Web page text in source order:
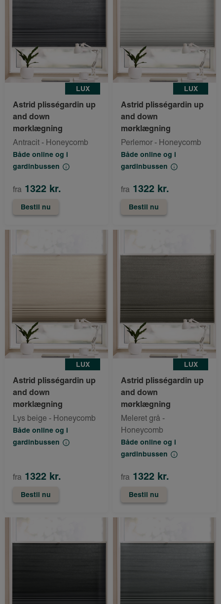
LUX
Astrid plisségardin up
and down
mørklægning
Antracit - Honeycomb
Både online og i
gardinbussen
fra 1322 kr.
Bestil nu
LUX
Astrid plisségardin up
and down
mørklægning
Perlemor - Honeycomb
Både online og i
gardinbussen
fra 1322 kr.
Bestil nu
LUX
Astrid plisségardin up
and down
mørklægning
Lys beige - Honeycomb
Både online og i
gardinbussen
fra 1322 kr.
Bestil nu
LUX
Astrid plisségardin up
and down
mørklægning
Meleret grå -
Honeycomb
Både online og i
gardinbussen
fra 1322 kr.
Bestil nu